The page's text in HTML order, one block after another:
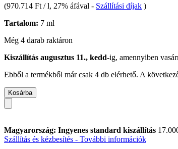
(970.714 Ft / l, 27% áfával - Szállítási díjak )
Tartalom: 7 ml
Még 4 darab raktáron
Kiszállítás augusztus 11., kedd-ig, amennyiben
Ebből a termékből már csak 4 db elérhető. A
Kosárba
Magyarország: Ingyenes standard kiszállítás
Szállítás és kézbesítés - További információk